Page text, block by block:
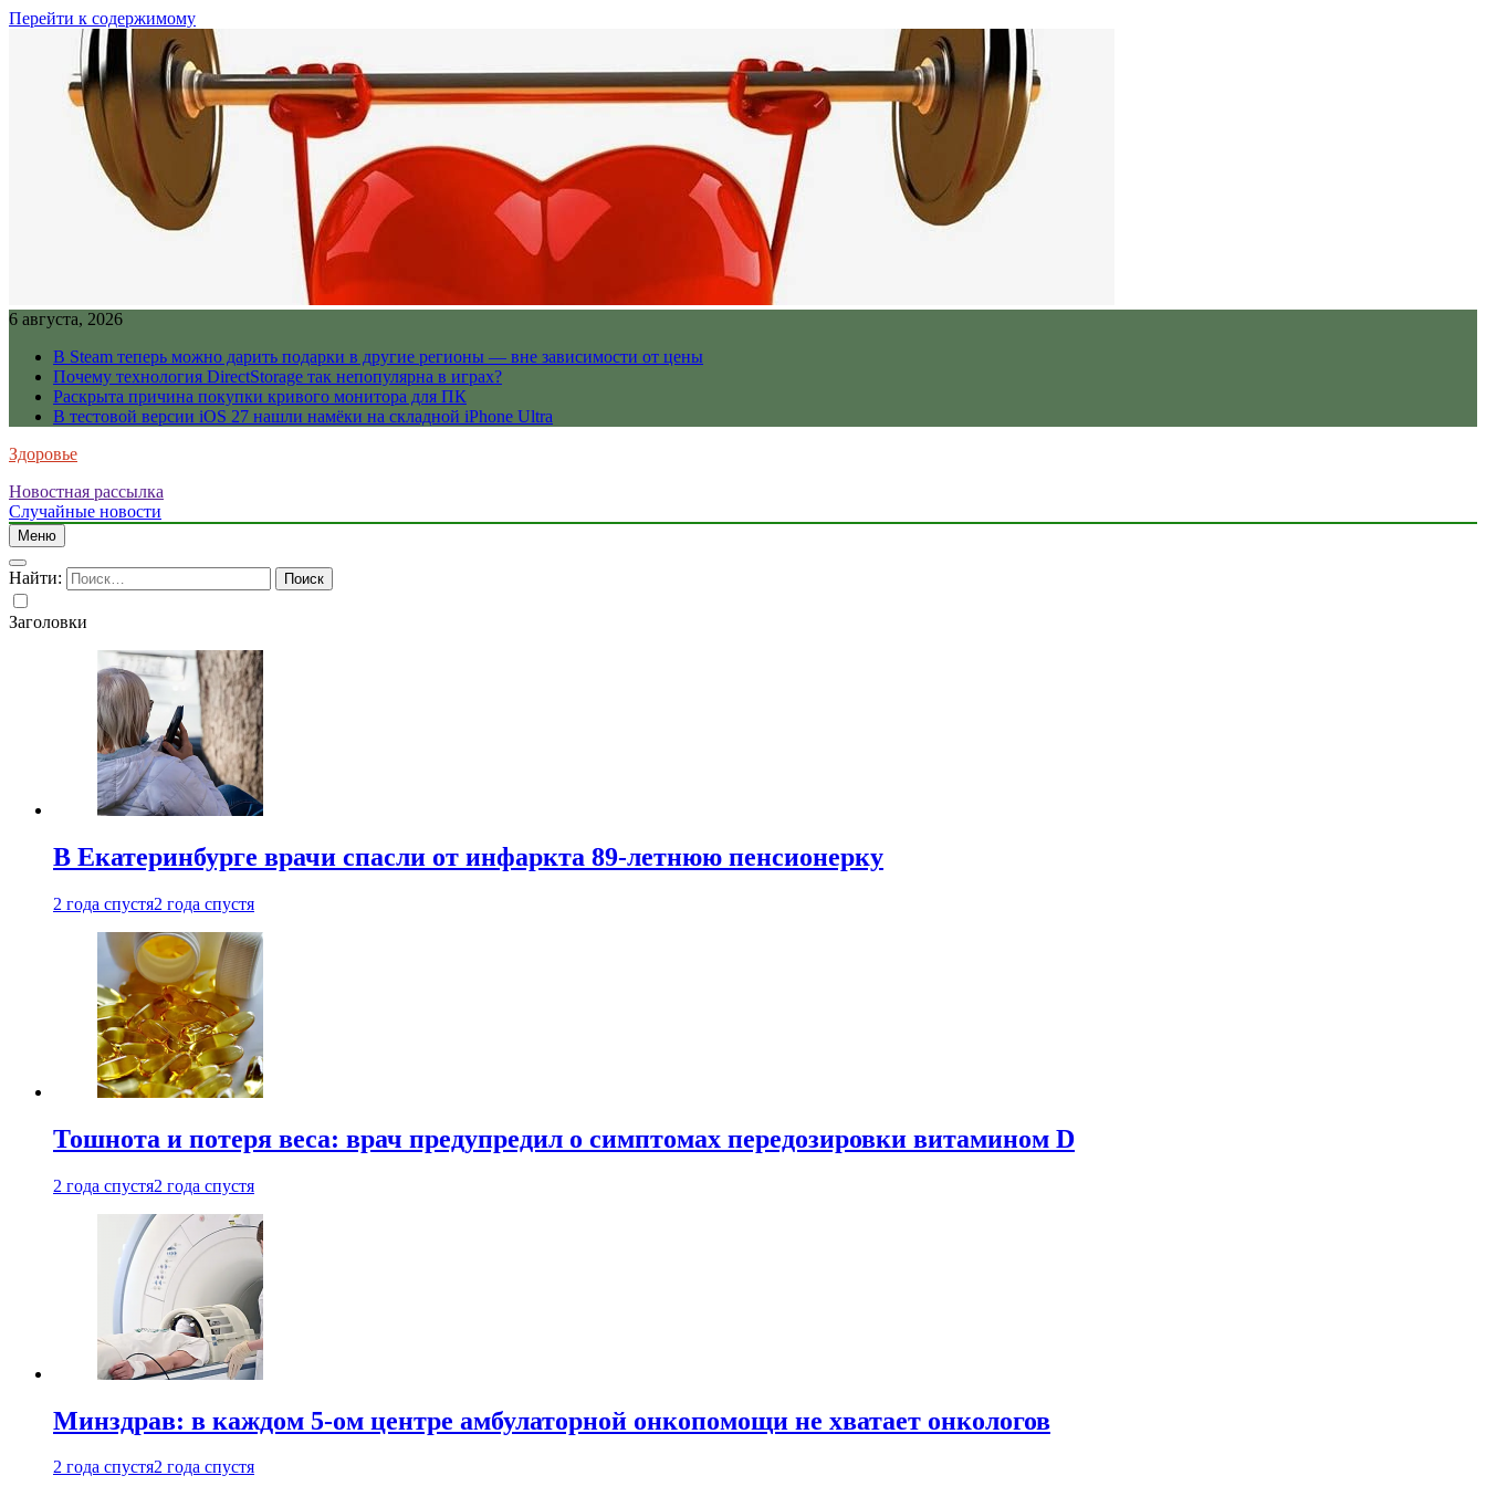
Перейти к содержимому
6 августа, 2026
В Steam теперь можно дарить подарки в другие регионы — вне зависимости от цены
Почему технология DirectStorage так непопулярна в играх?
Раскрыта причина покупки кривого монитора для ПК
В тестовой версии iOS 27 нашли намёки на складной iPhone Ultra
Здоровье
Новостная рассылка
Случайные новости
Меню
Найти:
Заголовки
В Екатеринбурге врачи спасли от инфаркта 89-летнюю пенсионерку
2 года спустя2 года спустя
Тошнота и потеря веса: врач предупредил о симптомах передозировки витамином D
2 года спустя2 года спустя
Минздрав: в каждом 5-ом центре амбулаторной онкопомощи не хватает онкологов
2 года спустя2 года спустя